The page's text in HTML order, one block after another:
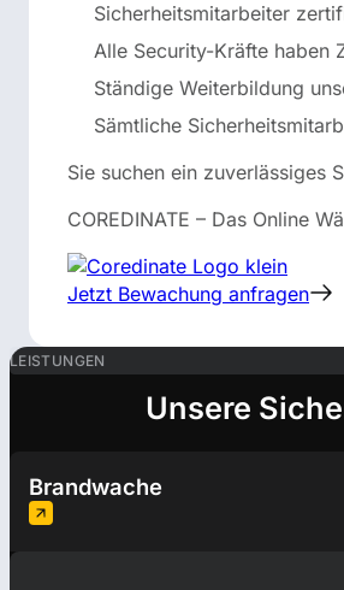
Sicherheitsmitarbeiter
Alle Security-Kräfte haben
Ständige Weiterbildung
Sämtliche
Sie suchen ein zuverlässiges
COREDINATE – Das Online
Jetzt Bewachung anfragen
LEISTUNGEN
Unsere
Brandwache